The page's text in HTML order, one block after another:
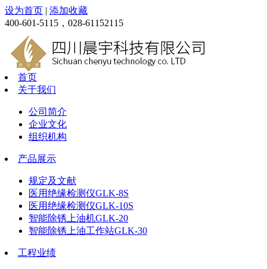
设为首页 | 添加收藏
400-601-5115，028-61152115
首页
关于我们
公司简介
企业文化
组织机构
产品展示
规定及文献
医用绝缘检测仪GLK-8S
医用绝缘检测仪GLK-10S
智能除锈上油机GLK-20
智能除锈上油工作站GLK-30
工程业绩